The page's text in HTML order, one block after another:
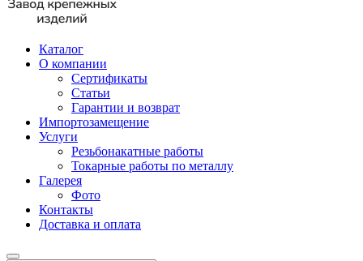
Каталог
О компании
Сертификаты
Статьи
Гарантии и возврат
Импортозамещение
Услуги
Резьбонакатные работы
Токарные работы по металлу
Галерея
Фото
Контакты
Доставка и оплата